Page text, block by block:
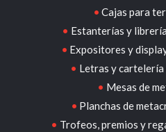
Cajas para
Estanterías y
Expositores y
Letras y
Mesas de
Planchas de
Trofeos, premios y